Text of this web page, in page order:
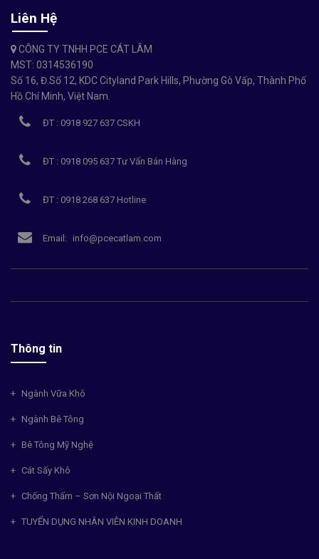
Liên Hệ
CÔNG TY TNHH PCE CÁT LÂM
MST: 0314536190
Số 16, Đ.Số 12, KDC Cityland Park Hills, Phường Gò Vấp, Thành Phố
Hồ Chí Minh, Việt Nam.
ĐT : 0918 927 637 CSKH
ĐT : 0918 095 637 Tư Vấn Bán Hàng
ĐT : 0918 268 637 Hotline
Email: info@pcecatlam.com
Thông tin
Ngành Vữa Khô
Ngành Bê Tông
Bê Tông Mỹ Nghệ
Cát Sấy Khô
Chống Thấm – Sơn Nội Ngoại Thất
TUYỂN DỤNG NHÂN VIÊN KINH DOANH